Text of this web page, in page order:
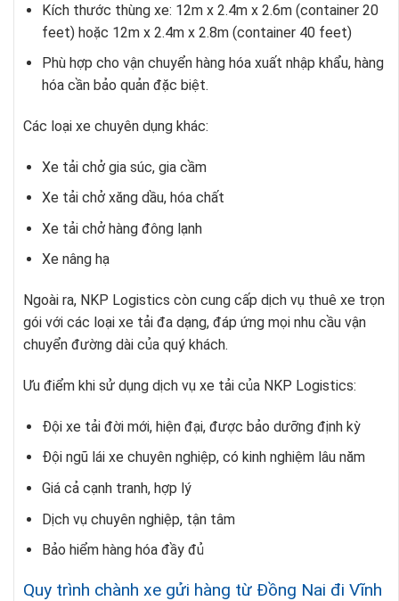
Kích thước thùng xe: 12m x 2.4m x 2.6m (container 20
feet) hoặc 12m x 2.4m x 2.8m (container 40 feet)
Phù hợp cho vận chuyển hàng hóa xuất nhập khẩu, hàng
hóa cần bảo quản đặc biệt.
Các loại xe chuyên dụng khác:
Xe tải chở gia súc, gia cầm
Xe tải chở xăng dầu, hóa chất
Xe tải chở hàng đông lạnh
Xe nâng hạ
Ngoài ra, NKP Logistics còn cung cấp dịch vụ thuê xe trọn
gói với các loại xe tải đa dạng, đáp ứng mọi nhu cầu vận
chuyển đường dài của quý khách.
Ưu điểm khi sử dụng dịch vụ xe tải của NKP Logistics:
Đội xe tải đời mới, hiện đại, được bảo dưỡng định kỳ
Đội ngũ lái xe chuyên nghiệp, có kinh nghiệm lâu năm
Giá cả cạnh tranh, hợp lý
Dịch vụ chuyên nghiệp, tận tâm
Bảo hiểm hàng hóa đầy đủ
Quy trình chành xe gửi hàng từ Đồng Nai đi Vĩnh